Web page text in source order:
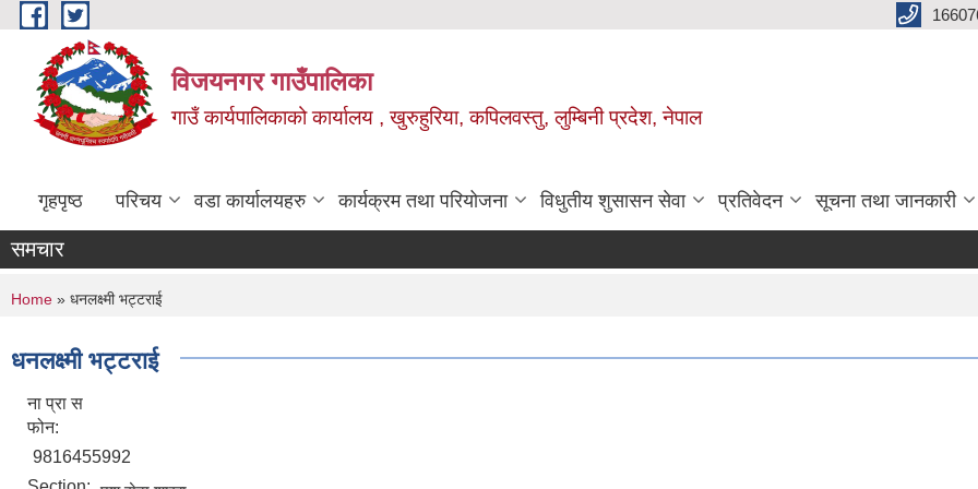
Skip to main content
विजयनगर गाउँपालिका
गाउँ कार्यपालिकाको कार्यालय , खुरुहुरिया, कपिलवस्तु, लुम्बिनी प्रदेश, नेपाल
गृहपृष्ठ परिचय वडा कार्यालयहरु कार्यक्रम तथा परियोजना विधुतीय शुसासन सेवा प्रतिवेदन सूचना तथा जानकारी
समचार
You are here
Home » धनलक्ष्मी भट्टराई
धनलक्ष्मी भट्टराई
ना प्रा स
फोन:
9816455992